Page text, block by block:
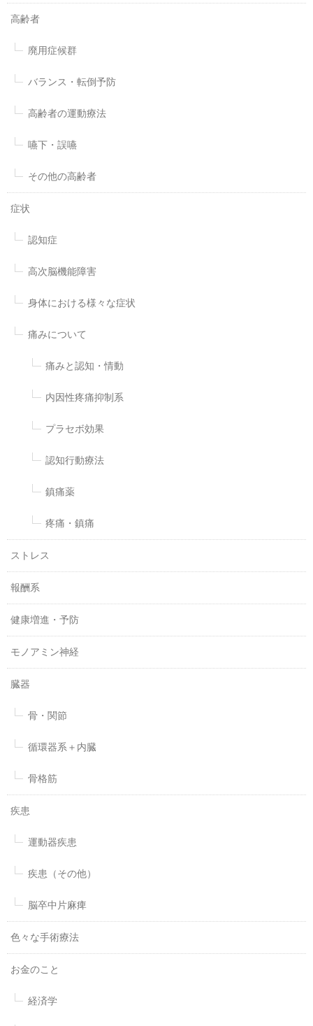
高齢者
廃用症候群
バランス・転倒予防
高齢者の運動療法
嚥下・誤嚥
その他の高齢者
症状
認知症
高次脳機能障害
身体における様々な症状
痛みについて
痛みと認知・情動
内因性疼痛抑制系
プラセボ効果
認知行動療法
鎮痛薬
疼痛・鎮痛
ストレス
報酬系
健康増進・予防
モノアミン神経
臓器
骨・関節
循環器系＋内臓
骨格筋
疾患
運動器疾患
疾患（その他）
脳卒中片麻痺
色々な手術療法
お金のこと
経済学